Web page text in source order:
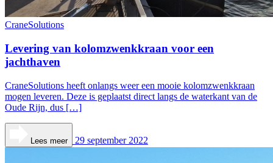
CraneSolutions
Levering van kolomzwenkkraan voor een
jachthaven
CraneSolutions heeft onlangs weer een mooie kolomzwenkkraan
mogen leveren. Deze is geplaatst direct langs de waterkant van de
Oude Rijn, dus […]
Lees meer 29 september 2022